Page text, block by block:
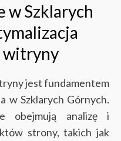
w Szklarych
witryny
jest fundamentem
w Szklarych Górnych.
obejmują analizę i
strony, takich jak